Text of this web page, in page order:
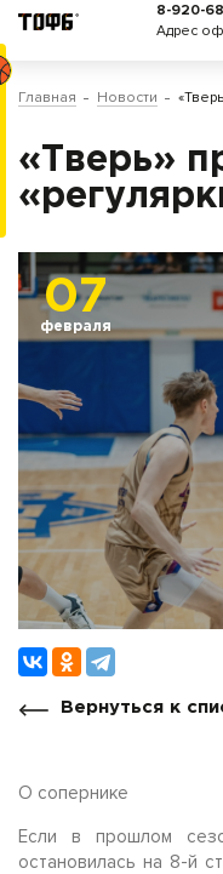
8-920-
Адрес
Главная Новости
«Тверь»
07
февраля
Вернуться к
О сопернике
Если в прошлом
остановилась на 8-й